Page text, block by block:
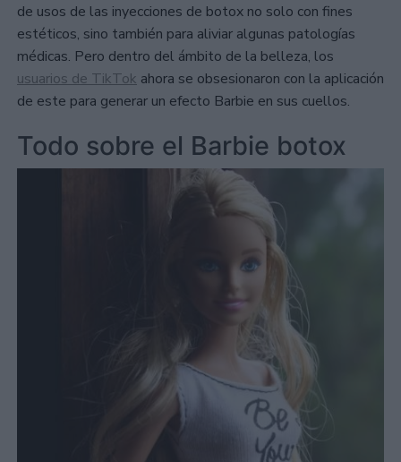
de usos de las inyecciones de botox no solo con fines
estéticos, sino también para aliviar algunas patologías
médicas. Pero dentro del ámbito de la belleza, los
usuarios de TikTok ahora se obsesionaron con la aplicación
de este para generar un efecto Barbie en sus cuellos.
Todo sobre el Barbie botox